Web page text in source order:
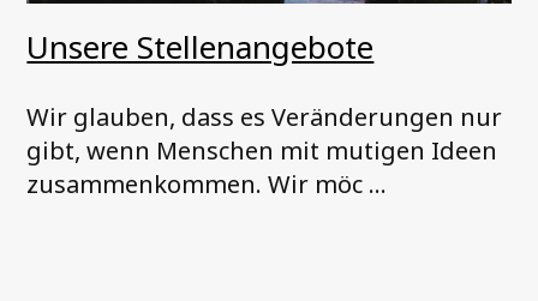
Unsere Stellenangebote
Wir glauben, dass es Veränderungen nur
gibt, wenn Menschen mit mutigen Ideen
zusammenkommen. Wir möc ...